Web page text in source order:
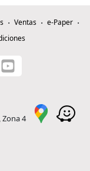
Ventas
e-Paper
Zona 4